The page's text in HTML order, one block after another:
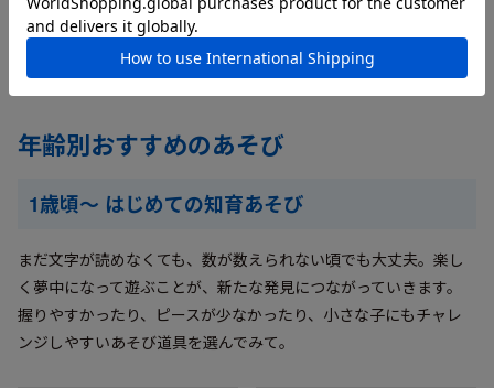
ヒコウキ雲のお絵かきゲーム
¥4,400
年齢別おすすめのあそび
1歳頃〜 はじめての知育あそび
まだ文字が読めなくても、数が数えられない頃でも大丈夫。楽し
く夢中になって遊ぶことが、新たな発見につながっていきます。
握りやすかったり、ピースが少なかったり、小さな子にもチャレ
ンジしやすいあそび道具を選んでみて。